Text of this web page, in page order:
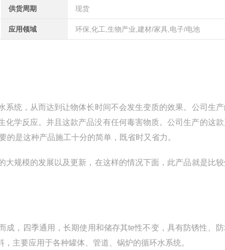
供货周期 现货
应用领域 环保,化工,生物产业,建材/家具,电子/电池
统，从而达到让物体长时间不会发生变质的效果。公司生
学反应。并且这款产品没有任何毒害物质。公司生产的这
是这种产品施工十分的简单，既省时又省力。
规模的发展以及更新，在这样的情况下面，此产品就是比
，四季通用，长期使用和储存其te性不变，具有防锈性、
主要应用于各种罐体、管道、锅炉的循环水系统。